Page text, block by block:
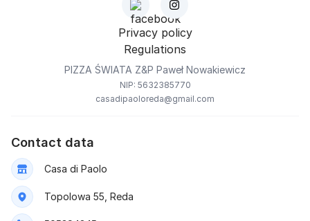
Privacy policy
Regulations
PIZZA ŚWIATA Z&P Paweł Nowakiewicz
NIP: 5632385770
casadipaoloreda@gmail.com
Contact data
Casa di Paolo
Topolowa 55, Reda